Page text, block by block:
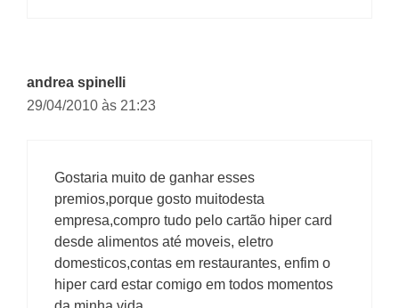
andrea spinelli
29/04/2010 às 21:23
Gostaria muito de ganhar esses
premios,porque gosto muitodesta
empresa,compro tudo pelo cartão hiper card
desde alimentos até moveis, eletro
domesticos,contas em restaurantes, enfim o
hiper card estar comigo em todos momentos